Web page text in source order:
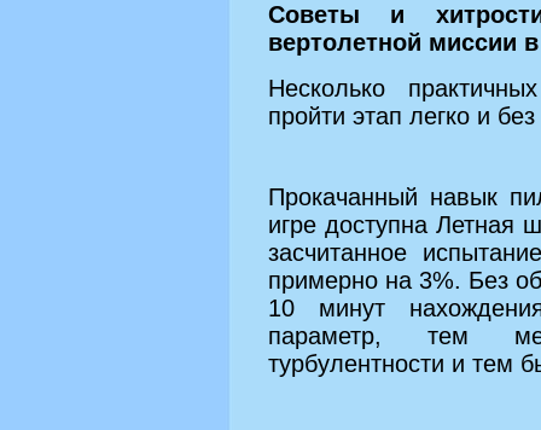
Советы и
вертолетной миссии
Несколько
пройти этап легко и
Прокачанный навык
игре доступна Летная
засчитанное
примерно на 3%. Без
10 минут
параметр, тем
турбулентности и тем